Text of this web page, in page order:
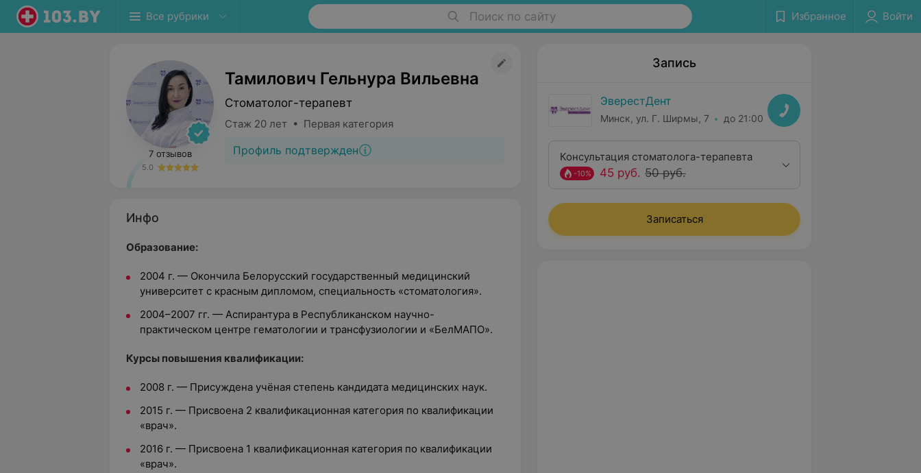
Все рубрики Поиск по сайту Избранное Войти
7 отзывов
5.0
Тамилович Гельнура Вильевна
Стоматолог-терапевт
Стаж 20 лет • Первая категория
Профиль подтвержден
Инфо
Образование:
2004 г. — Окончила Белорусский государственный медицинский
университет с красным дипломом, специальность «стоматология».
2004–2007 гг. — Аспирантура в Республиканском научно-
практическом центре гематологии и трансфузиологии и «БелМАПО».
Курсы повышения квалификации:
2008 г. — Присуждена учёная степень кандидата медицинских наук.
2015 г. — Присвоена 2 квалификационная категория по квалификации
«врач».
2016 г. — Присвоена 1 квалификационная категория по квалификации
«врач».
Запись
ЭверестДент
Минск, ул. Г. Ширмы, 7 до 21:00
Консультация стоматолога-терапевта
-10% 45 руб. 50 руб.
Записаться